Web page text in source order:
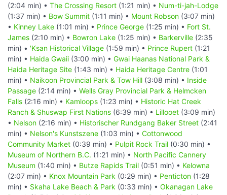
(2:04 min) • The Crossing Resort (1:21 min) • Num-ti-jah-Lodge
(1:37 min) • Bow Summit (1:11 min) • Mount Robson (3:07 min)
• Kinney Lake (1:01 min) • Prince George (1:25 min) • Fort St.
James (2:10 min) • Bowron Lake (1:25 min) • Barkerville (2:35
min) • 'Ksan Historical Village (1:59 min) • Prince Rupert (1:21
min) • Haida Gwaii (3:00 min) • Gwai Haanas National Park &
Haida Heritage Site (1:43 min) • Haida Heritage Centre (1:01
min) • Naikoon Provincial Park & Tow Hill (3:08 min) • Inside
Passage (2:14 min) • Wells Gray Provincial Park & Helmcken
Falls (2:16 min) • Kamloops (1:23 min) • Historic Hat Creek
Ranch & Shuswap First Nations (6:39 min) • Lillooet (3:09 min)
• Nelson (2:16 min) • Historischer Rundgang Baker Street (2:41
min) • Nelson's Kunstszene (1:03 min) • Cottonwood
Community Market (0:39 min) • Pulpit Rock Trail (0:30 min) •
Museum of Northern B.C. (1:21 min) • North Pacific Cannery
Museum (1:40 min) • Butze Rapids Trail (0:51 min) • Kelowna
(2:07 min) • Knox Mountain Park (0:29 min) • Penticton (1:28
min) • Skaha Lake Beach & Park (0:33 min) • Okanagan Lake